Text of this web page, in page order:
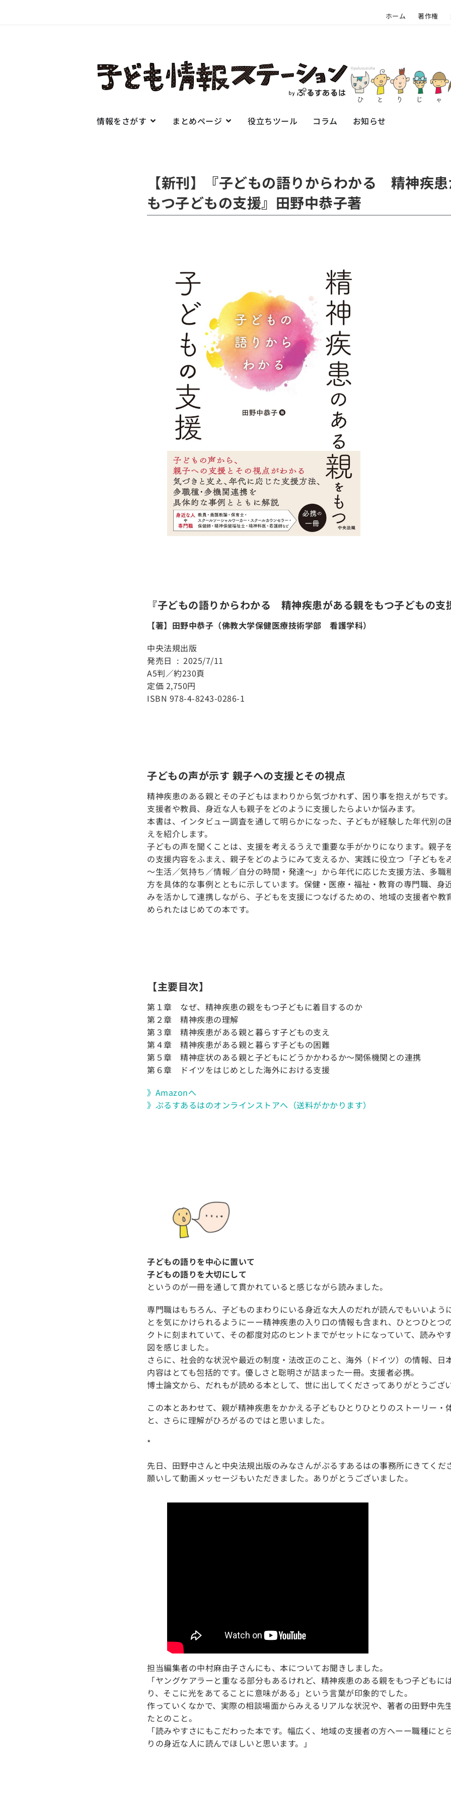
ホーム 著作権
情報をさがす まとめページ 役立ちツール コラム お知らせ
【新刊】『子どもの語りからわかる 精神疾
もつ子どもの支援』田野中恭子著
『子どもの語りからわかる 精神疾患がある親をもつ子どもの支
【著】田野中恭子（佛教大学保健医療技術学部 看護学科）
中央法規出版
発売日 ‏ : ‎ 2025/7/11
A5判／約230頁
定価 2,750円
ISBN 978-4-8243-0286-1
子どもの声が示す 親子への支援とその視点
精神疾患のある親とその子どもはまわりから気づかれず、困り事を抱えがちです
支援者や教員、身近な人も親子をどのように支援したらよいか悩みます。
本書は、インタビュー調査を通して明らかになった、子どもが経験した年代別の
えを紹介します。
子どもの声を聞くことは、支援を考えるうえで重要な手がかりになります。親子
の支援内容をふまえ、親子をどのようにみて支えるか、実践に役立つ「子どもを
～生活／気持ち／情報／自分の時間・発達～」から年代に応じた支援方法、多職
方を具体的な事例とともに示しています。保健・医療・福祉・教育の専門職、身
みを活かして連携しながら、子どもを支援につなげるための、地域の支援者や教
められたはじめての本です。
【主要目次】
第１章 なぜ、精神疾患の親をもつ子どもに着目するのか
第２章 精神疾患の理解
第３章 精神疾患がある親と暮らす子どもの支え
第４章 精神疾患がある親と暮らす子どもの困難
第５章 精神症状のある親と子どもにどうかかわるか～関係機関との連携
第６章 ドイツをはじめとした海外における支援
》Amazonへ
》ぷるすあるはのオンラインストアへ（送料がかかります）
子どもの語りを中心に置いて
子どもの語りを大切にして
というのが一冊を通して貫かれていると感じながら読みました。
専門職はもちろん、子どものまわりにいる身近な大人のだれが読んでもいいよう
とを気にかけられるようにーー精神疾患の入り口の情報も含まれ、ひとつひとつ
クトに刻まれていて、その都度対応のヒントまでがセットになっていて、読みや
図を感じました。
さらに、社会的な状況や最近の制度・法改正のこと、海外（ドイツ）の情報、日
内容はとても包括的です。優しさと聡明さが詰まった一冊。支援者必携。
博士論文から、だれもが読める本として、世に出してくださってありがとうござ
この本とあわせて、親が精神疾患をかかえる子どもひとりひとりのストーリー・
と、さらに理解がひろがるのではと思いました。
*
先日、田野中さんと中央法規出版のみなさんがぷるすあるはの事務所にきてくだ
願いして動画メッセージもいただきました。ありがとうございました。
担当編集者の中村麻由子さんにも、本についてお聞きしました。
「ヤングケアラーと重なる部分もあるけれど、精神疾患のある親をもつ子どもに
り、そこに光をあてることに意味がある」という言葉が印象的でした。
作っていくなかで、実際の相談場面からみえるリアルな状況や、著者の田野中先
たとのこと。
「読みやすさにもこだわった本です。幅広く、地域の支援者の方へーー職種にと
りの身近な人に読んでほしいと思います。」